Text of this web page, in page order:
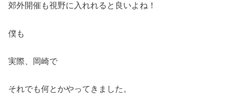
郊外開催も視野に入れれると良いよね！
僕も
実際、岡崎で
それでも何とかやってきました。